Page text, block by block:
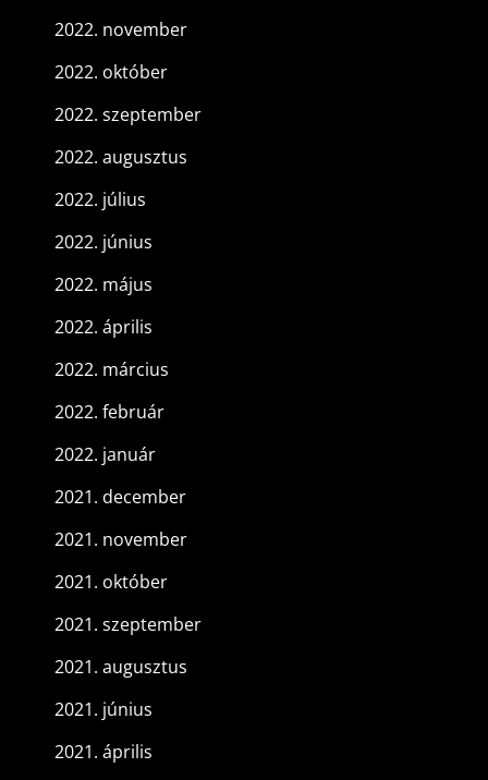
2022. november
2022. október
2022. szeptember
2022. augusztus
2022. július
2022. június
2022. május
2022. április
2022. március
2022. február
2022. január
2021. december
2021. november
2021. október
2021. szeptember
2021. augusztus
2021. június
2021. április